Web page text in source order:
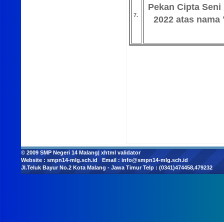
7.
Pekan Cipta
2022 atas
© 2009 SMP Negeri 14 Malang| xhtml validator
Website : smpn14-mlg.sch.id Email : info@smpn14-mlg.sch.id
Jl.Teluk Bayur No.2 Kota Malang - Jawa Timur Telp : (0341)474458,479232